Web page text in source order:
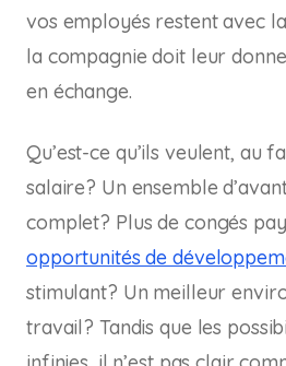
vos employés restent avec
la compagnie doit leur
en échange.
Qu’est-ce qu’ils veulent, au
salaire? Un ensemble
complet? Plus de congés
opportunités de
stimulant? Un meilleur
travail? Tandis que les